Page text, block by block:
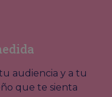
audiencia y a tu
que te sienta